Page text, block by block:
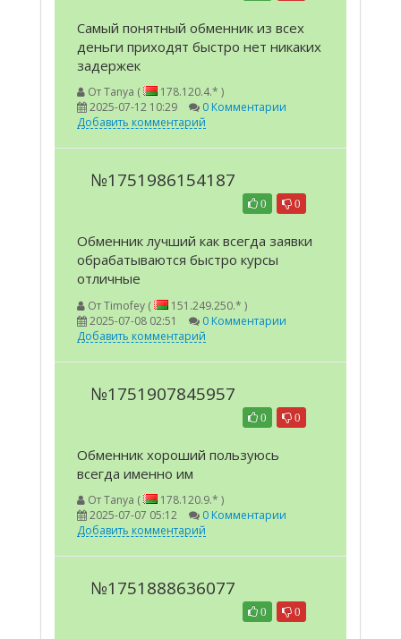
Самый понятный обменник из всех
деньги приходят быстро нет никаких
задержек
ОтTanya (
178.120.4.* )
2025-07-12 10:29
0 Комментарии
Добавить комментарий
№1751986154187
0
0
Обменник лучший как всегда заявки
обрабатываются быстро курсы
отличные
ОтTimofey (
151.249.250.* )
2025-07-08 02:51
0 Комментарии
Добавить комментарий
№1751907845957
0
0
Обменник хороший пользуюсь
всегда именно им
ОтTanya (
178.120.9.* )
2025-07-07 05:12
0 Комментарии
Добавить комментарий
№1751888636077
0
0